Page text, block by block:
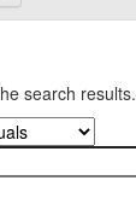
search results.